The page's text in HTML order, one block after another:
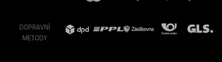
DOPRAVNÍ
METODY